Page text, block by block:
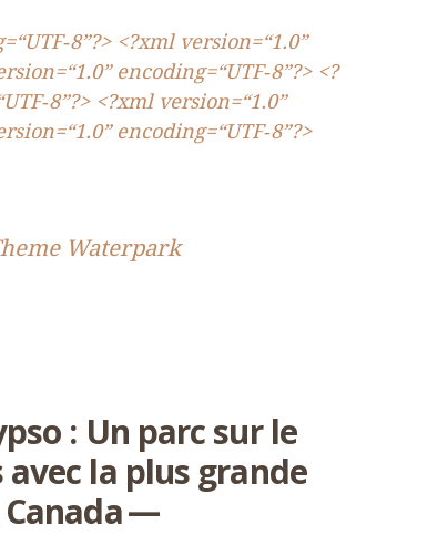
UTF‑8”?> <?xml version=“1.0”
1.0” encoding=“UTF‑8”?> <?
UTF‑8”?> <?xml version=“1.0”
1.0” encoding=“UTF‑8”?>
Waterpark
: Un parc sur le
la plus grande
Canada —